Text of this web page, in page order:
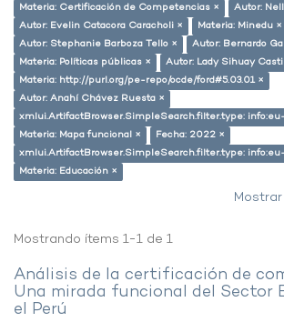
Materia: Certificación de Competencias ×
Autor:
Autor: Evelin Catacora Caracholi ×
Materia: Minedu ×
Autor: Stephanie Barboza Tello ×
Autor: Bernardo
Materia: Políticas públicas ×
Autor: Lady Sihuay
Materia: http://purl.org/pe-repo/ocde/ford#5.03.01 ×
Autor: Anahí Chávez Ruesta ×
xmlui.ArtifactBrowser.SimpleSearch.filter.type:
Materia: Mapa funcional ×
Fecha: 2022 ×
xmlui.ArtifactBrowser.SimpleSearch.filter.type:
Materia: Educación ×
Mostrando ítems 1-1 de 1
Análisis de la certificación de
Una mirada funcional del Sector
el Perú